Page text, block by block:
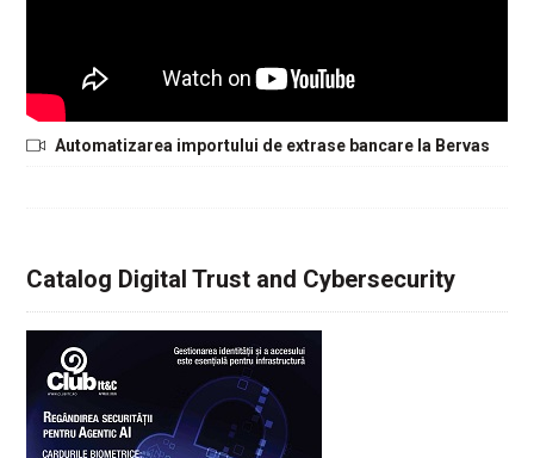
Automatizarea importului de extrase bancare la Bervas
Catalog Digital Trust and Cybersecurity